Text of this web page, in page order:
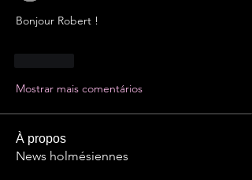
Bonjour Robert !
Mostrar mais comentários
À propos
News holmésiennes